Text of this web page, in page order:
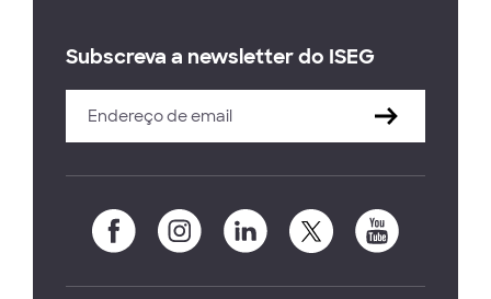
Subscreva a newsletter do ISEG